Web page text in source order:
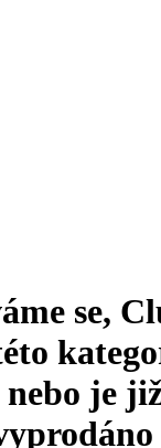
se,
je